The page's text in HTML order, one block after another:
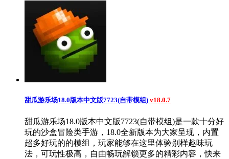
甜瓜游乐场18.0版本中文版7723(自带模组) v18.0.7
甜瓜游乐场18.0版本中文版7723(自带模组)是一款十分好
玩的沙盒冒险类手游，18.0全新版本为大家呈现，内置
超多好玩的的模组，玩家能够在这里体验别样趣味玩
法，可玩性极高，自由畅玩解锁更多的精彩内容，快来